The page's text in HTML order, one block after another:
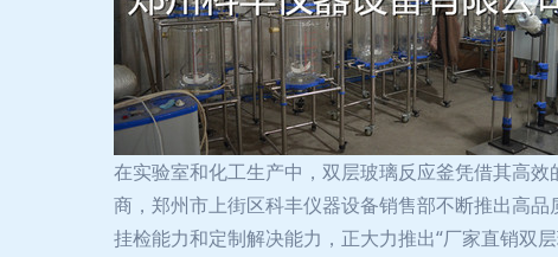
在实验室和化工生产中，双层玻璃反应釜凭借其高
商，郑州市上街区科丰仪器设备销售部不断推出高
挂检能力和定制解决能力，正大力推出“厂家直销双